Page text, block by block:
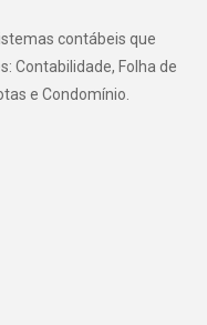
contábeis que
Contabilidade, Folha de
e Condomínio.